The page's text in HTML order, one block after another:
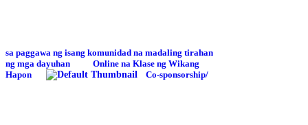
sa paggawa ng isang komunidad na madaling tirahan
ng mga dayuhan
Online na Klase ng Wikang
Hapon
Co-sponsorship/